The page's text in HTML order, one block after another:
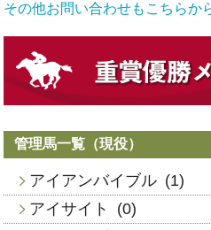
その他お問い合わせもこちらか
管理馬一覧（現役）
アイアンバイブル (1)
アイサイト
(0)